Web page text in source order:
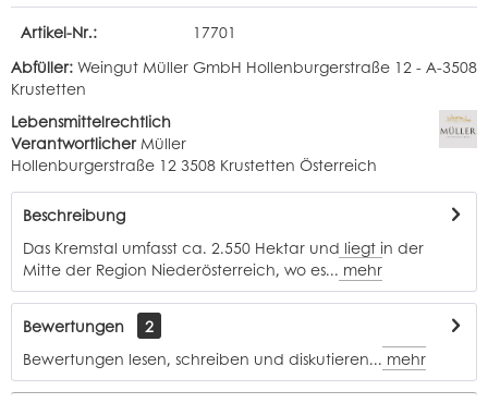
Artikel-Nr.:
17701
Abfüller: Weingut Müller GmbH Hollenburgerstraße 12 - A-3508
Krustetten
Lebensmittelrechtlich
VerantwortlicherMüller
Hollenburgerstraße 12 3508 Krustetten Österreich
Beschreibung
Das Kremstal umfasst ca. 2.550 Hektar und liegt in der
Mitte der Region Niederösterreich, wo es... mehr
Bewertungen
2
Bewertungen lesen, schreiben und diskutieren... mehr